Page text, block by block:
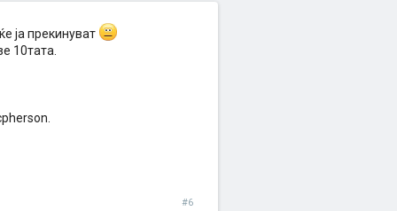
ја прекинуват
10тата.
#6